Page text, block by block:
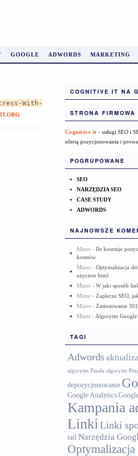
GOOGLE ADWORDS MARKETING
With-
COGNITIVE IT NA
STRONA FIRMOWA
Cognitive it - usługi SEO i
ofertą pozycjonowania i
POGRUPOWANE
SEO
NARZĘDZIA SEO
CASE STUDY
ADWORDS
NAJNOWSZE
Mizor- Ile kosztuje
kosztów
Mizor- Optymalizacja
użyciem html
Mizor- W jaki sposób
Mizor- Zaplecze SEO,
Mizor- Zastosowanie
Mizor- Algorytm Google
TAGI
Adwords
algorytm Panda algorytm
depozycjonowanie
Google Analytics
Kampania
Linki Linki
tail Narzędzia